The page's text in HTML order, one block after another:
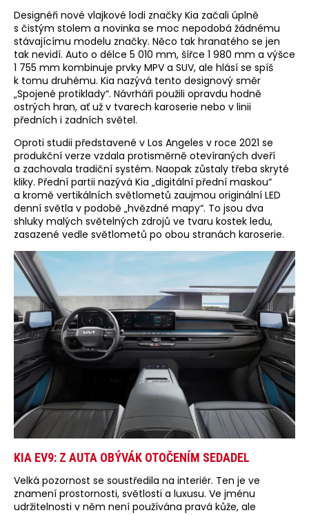
Designéři nové vlajkové lodi značky Kia začali úplně
s čistým stolem a novinka se moc nepodobá žádnému
stávajícímu modelu značky. Něco tak hranatého se jen
tak nevidí. Auto o délce 5 010 mm, šířce 1 980 mm a výšce
1 755 mm kombinuje prvky MPV a SUV, ale hlásí se spíš
k tomu druhému. Kia nazývá tento designový směr
„Spojené protiklady“. Návrháři použili opravdu hodně
ostrých hran, ať už v tvarech karoserie nebo v linii
předních i zadních světel.
Oproti studii představené v Los Angeles v roce 2021 se
produkční verze vzdala protisměrně otevíraných dveří
a zachovala tradiční systém. Naopak zůstaly třeba skryté
kliky. Přední partii nazývá Kia „digitální přední maskou“
a kromě vertikálních světlometů zaujmou originální LED
denní světla v podobě „hvězdné mapy“. To jsou dva
shluky malých světelných zdrojů ve tvaru kostek ledu,
zasazené vedle světlometů po obou stranách karoserie.
KIA EV9: Z AUTA OBÝVÁK OTOČENÍM SEDADEL
Velká pozornost se soustředila na interiér. Ten je ve
znamení prostornosti, světlosti a luxusu. Ve jménu
udržitelnosti v něm není používána pravá kůže, ale